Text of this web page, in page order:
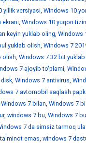
yillik versiyasi, Windows 10
ekrani, Windows 10 yuqori
keyin yuklab oling, Windows
yuklab olish, Windows 7
olish, Windows 7 32 bit
7 ajoyib to'plami,
, Windows 7 antivirus,
7 avtomobil saqlash
Windows 7 bilan, Windows 7
, windows 7 bu, Windows 7
7 da simsiz tarmoq
emas, windows 7